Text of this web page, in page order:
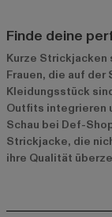
Finde deine
Kurze
Frauen, die auf der
Kleidungsstück
Outfits integrieren
Schau bei Def-
Strickjacke, die
ihre Qualität